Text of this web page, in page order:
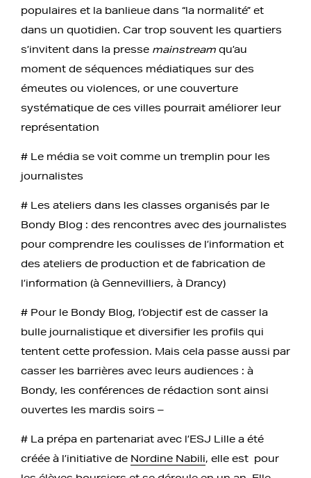
populaires et la banlieue dans “la normalité” et
dans un quotidien. Car trop souvent les quartiers
s’invitent dans la presse mainstream qu’au
moment de séquences médiatiques sur des
émeutes ou violences, or une couverture
systématique de ces villes pourrait améliorer leur
représentation
# Le média se voit comme un tremplin pour les
journalistes
# Les ateliers dans les classes organisés par le
Bondy Blog : des rencontres avec des journalistes
pour comprendre les coulisses de l’information et
des ateliers de production et de fabrication de
l’information (à Gennevilliers, à Drancy)
# Pour le Bondy Blog, l’objectif est de casser la
bulle journalistique et diversifier les profils qui
tentent cette profession. Mais cela passe aussi par
casser les barrières avec leurs audiences : à
Bondy, les conférences de rédaction sont ainsi
ouvertes les mardis soirs –
# La prépa en partenariat avec l’ESJ Lille a été
créée à l’initiative de Nordine Nabili, elle est pour